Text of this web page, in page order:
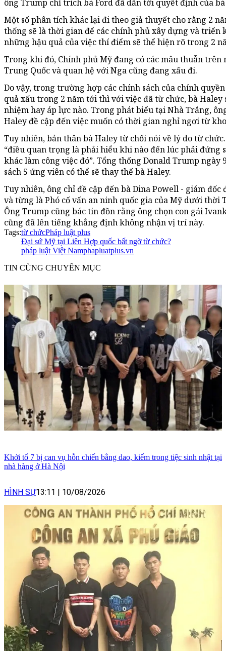
ông Trump chỉ trích bà Ford đã dẫn tới quyết định của
Một số phân tích khác lại đi theo giả thuyết cho rằng 2
thống sẽ là thời gian để các chính phủ xây dựng và triển
những hậu quả của việc thí điểm sẽ thể hiện rõ trong 2
Trong khi đó, Chính phủ Mỹ đang có các mâu thuẫn
Trung Quốc và quan hệ với Nga cũng đang xấu đi.
Do vậy, trong trường hợp các chính sách của chính
quả xấu trong 2 năm tới thì với việc đã từ chức, bà
nhiệm hay áp lực nào. Trong phát biểu tại Nhà Trắng,
Haley đề cập đến việc muốn có thời gian nghỉ ngơi từ
Tuy nhiên, bản thân bà Haley từ chối nói về lý do từ
“điều quan trọng là phải hiểu khi nào đến lúc phải đứng
khác làm công việc đó”. Tổng thống Donald Trump ngày
sách 5 ứng viên có thể sẽ thay thế bà Haley.
Tuy nhiên, ông chỉ đề cập đến bà Dina Powell - giám đốc
và từng là Phó cố vấn an ninh quốc gia của Mỹ dưới thời
Ông Trump cũng bác tin đồn rằng ông chọn con gái
cũng đã lên tiếng khẳng định không nhận vị trí này.
Tags:từ chứcPháp luật plus
Đại sứ Mỹ tại Liên Hợp quốc bất ngờ từ chức?
pháp luật Việt Namphapluatplus.vn
TIN CÙNG CHUYÊN MỤC
Khởi tố 7 bị can vụ hỗn chiến bằng dao, kiếm trong tiệc sinh nhật tại
nhà hàng ở Hà Nội
HÌNH SỰ13:11 10/08/2026